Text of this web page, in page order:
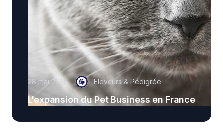
28 mai 2015 Eleveurs & Pédigrée
L'expansion du Pet Business en France